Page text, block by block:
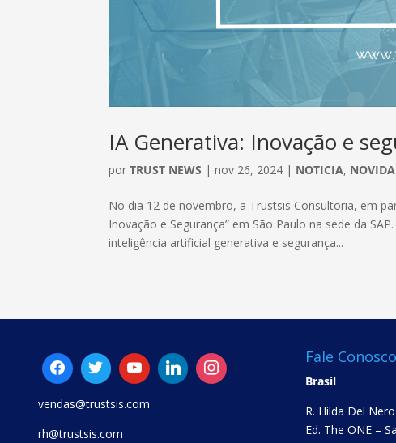
IA Generativa: Inovação e
porTRUST NEWS |nov 26, 2024 | NOTICIA,
No dia 12 de novembro, a Trustsis Consultoria, em
Inovação e Segurança” em São Paulo na sede da
inteligência artificial generativa e segurança...
vendas@trustsis.com
rh@trustsis.com
Fale Conosco
Brasil
R. Hilda Del
Ed. The ONE –